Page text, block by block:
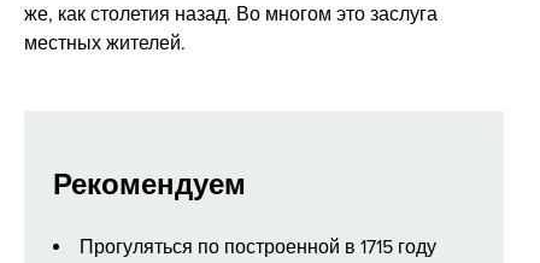
же, как столетия назад. Во многом это заслуга
местных жителей.
Рекомендуем
Прогуляться по построенной в 1715 году